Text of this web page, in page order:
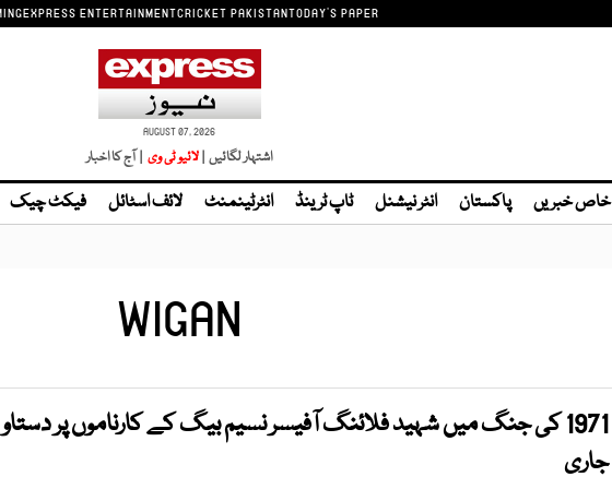
EXPRESS ENTERTAINMENTCRICKET PAKISTANTODAY'S PAPER
AUGUST 07, 2026
اشتہار لگائیں |لائیو ٹی وی | آج کا اخبار
خاص خبریں پاکستان انٹر نیشنل ٹاپ ٹرینڈ انٹرٹینمنٹ لائف اسٹائل فیکٹ چیک
WIGAN
1971 کی جنگ میں شہید فلائنگ آفیسر نسیم بیگ کے کارناموں پر
جاری